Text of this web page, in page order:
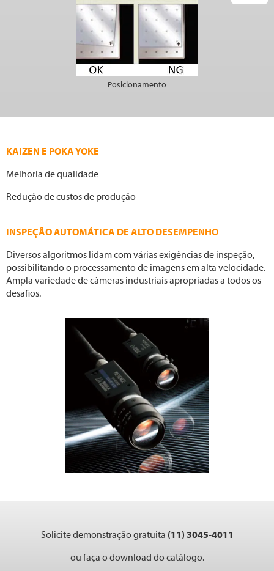
Posicionamento
KAIZEN E POKA YOKE
Melhoria de qualidade
Redução de custos de produção
INSPEÇÃO AUTOMÁTICA DE ALTO DESEMPENHO
Diversos algoritmos lidam com várias exigências de inspeção,
possibilitando o processamento de imagens em alta velocidade.
Ampla variedade de câmeras industriais apropriadas a todos os
desafios.
Solicite demonstração gratuita (11) 3045-4011
ou faça o download do catálogo.